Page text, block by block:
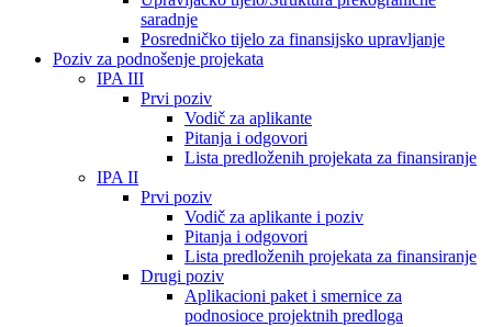
saradnje
Posredničko tijelo za finansijsko upravljanje
Poziv za podnošenje projekata
IPA III
Prvi poziv
Vodič za aplikante
Pitanja i odgovori
Lista predloženih projekata za finansiranje
IPA II
Prvi poziv
Vodič za aplikante i poziv
Pitanja i odgovori
Lista predloženih projekata za finansiranje
Drugi poziv
Aplikacioni paket i smernice za
podnosioce projektnih predloga